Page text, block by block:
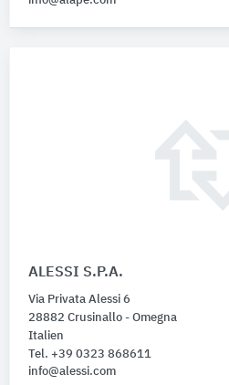
ALESSI S.P.A.
Via Privata Alessi 6
28882 Crusinallo - Omegna
Italien
Tel. +39 0323 868611
info@alessi.com